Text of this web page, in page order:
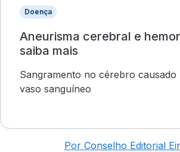
Doença
Aneurisma cerebral e
saiba mais
Sangramento no cérebro
vaso sanguíneo
Por Conselho Editorial